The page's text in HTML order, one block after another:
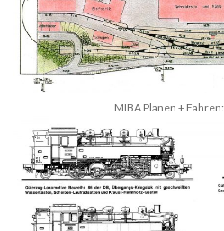
MIBA Planen +